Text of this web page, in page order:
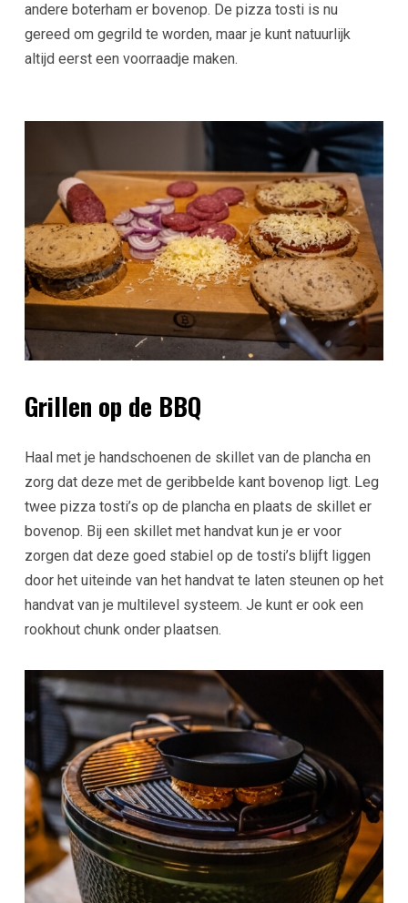
andere boterham er bovenop. De pizza tosti is nu
gereed om gegrild te worden, maar je kunt natuurlijk
altijd eerst een voorraadje maken.
Grillen op de BBQ
Haal met je handschoenen de skillet van de plancha en
zorg dat deze met de geribbelde kant bovenop ligt. Leg
twee pizza tosti’s op de plancha en plaats de skillet er
bovenop. Bij een skillet met handvat kun je er voor
zorgen dat deze goed stabiel op de tosti’s blijft liggen
door het uiteinde van het handvat te laten steunen op het
handvat van je multilevel systeem. Je kunt er ook een
rookhout chunk onder plaatsen.